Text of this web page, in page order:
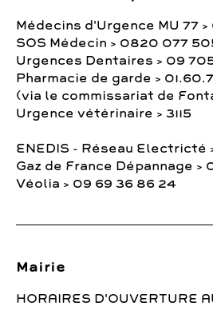
Médecins d'Urgence MU 77
SOS Médecin > 0820 077
Urgences Dentaires > 09
Pharmacie de garde >
(via le commissariat de
Urgence vétérinaire > 3115
ENEDIS - Réseau Electricté >
Gaz de France Dépannage
Véolia > 09 69 36 86 24
Mairie
HORAIRES D'OUVERTURE